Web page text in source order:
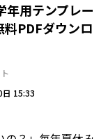
年用テンプレー
PDFダウンロ
15:33